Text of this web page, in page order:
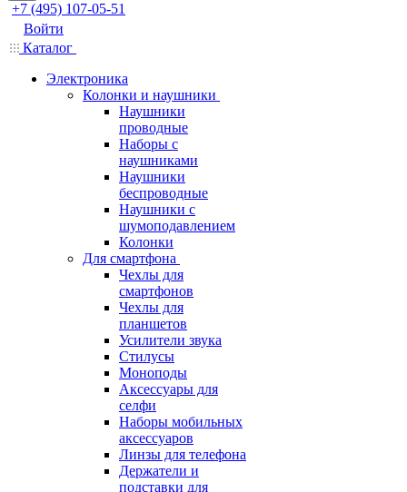
+7 (495) 107-05-51
Войти
Каталог
Электроника
Колонки и наушники
Наушники
проводные
Наборы с
наушниками
Наушники
беспроводные
Наушники с
шумоподавлением
Колонки
Для смартфона
Чехлы для
смартфонов
Чехлы для
планшетов
Усилители звука
Стилусы
Моноподы
Аксессуары для
селфи
Наборы мобильных
аксессуаров
Линзы для телефона
Держатели и
подставки для